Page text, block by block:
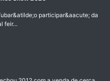
participar&aacute; da
feir...